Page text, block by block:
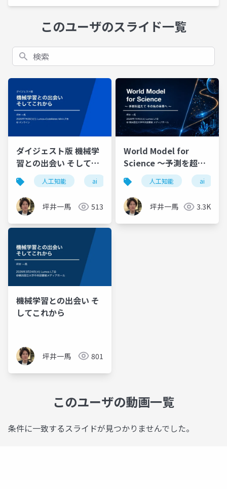
このユーザのスライド一覧
検索
ダイジェスト版 機械学
習との出会い そしてこ
れから 人工知能 ai 機械学習 プログラミングサ
坪井一馬 513
World Model for
Science 〜予測を超え
て その先の未来へ〜
人工知能 ai
坪井一馬 3.3K
機械学習との出会い そ
してこれから
坪井一馬 801
このユーザの動画一覧
条件に一致するスライドが見つかりませんでした。